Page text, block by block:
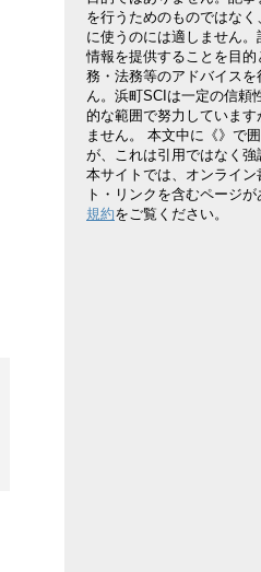
を行うためのものではな
に使うのには適しません
情報を提供することを目
務・法務等のアドバイス
ん。浜町SCIは一定の信頼
的な範囲で努力していま
ません。 本文中に《》で
が、これは引用ではなく強
本サイトでは、オンライ
ト・リンクを含むページ
規約をご覧ください。